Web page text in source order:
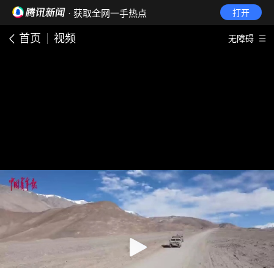
· 获取全网一手热点 打开
首页 视频 无障碍